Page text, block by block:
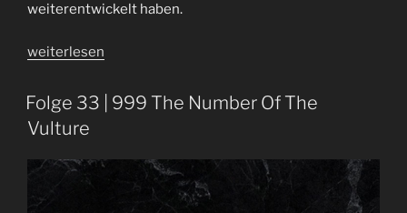
weiterentwickelt haben.
„Folge
|
Summer
Breeze
2022
Festival
weiterlesen
Folge 33 | 999 The Number Of The
Vulture